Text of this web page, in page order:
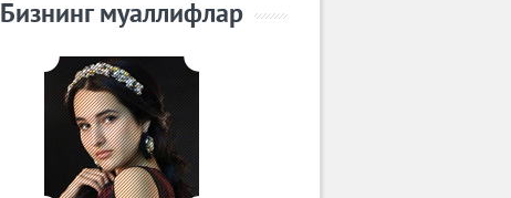
Бизнинг муаллифлар